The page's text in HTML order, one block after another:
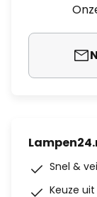
Snel &
Keuze